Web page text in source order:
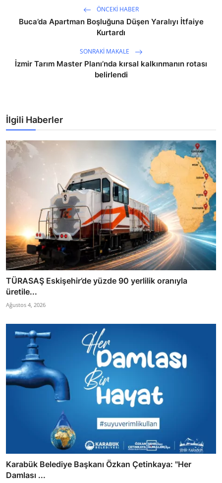
ÖNCEKI HABER
Buca’da Apartman Boşluğuna Düşen Yaralıyı İtfaiye
Kurtardı
SONRAKI MAKALE
İzmir Tarım Master Planı’nda kırsal kalkınmanın rotası
belirlendi
İlgili Haberler
TÜRASAŞ Eskişehir’de yüzde 90 yerlilik oranıyla
üretile...
Ağustos 4, 2026
Karabük Belediye Başkanı Özkan Çetinkaya: "Her
Damlası ...